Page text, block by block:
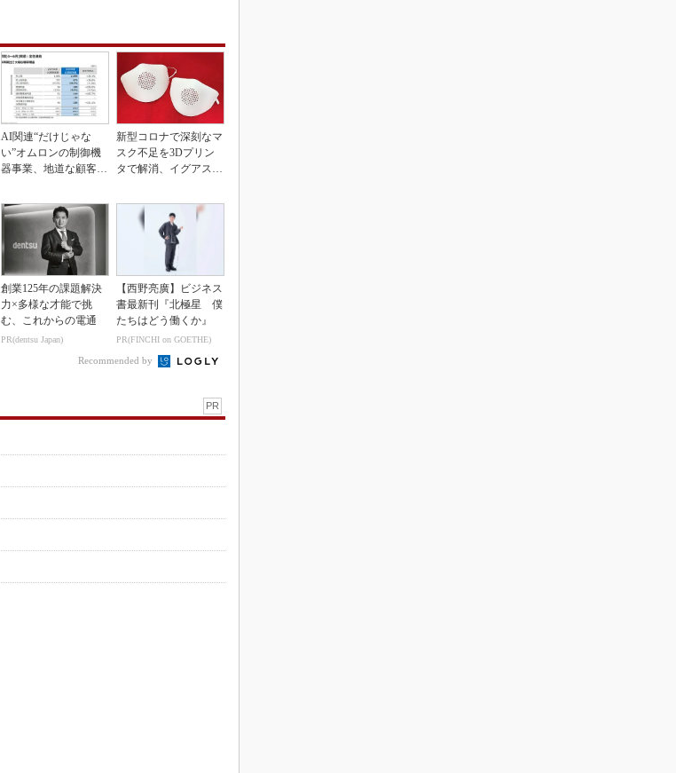
AI関連“だけじゃな
い”オムロンの制御機
器事業、地道な顧客基
新型コロナで深刻なマ
スク不足を3Dプリン
タで解消、イグアスが
創業125年の課題解決
力×多様な才能で挑
む、これからの電通
PR(dentsu Japan)
【西野亮廣】ビジネス
書最新刊『北極星 僕
たちはどう働くか』
PR(FINCHI on GOETHE)
Recommended by
PR